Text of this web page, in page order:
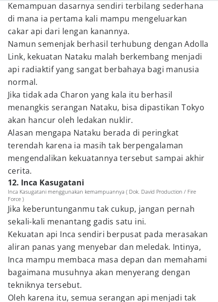
Kemampuan dasarnya sendiri terbilang sederhana
di mana ia pertama kali mampu mengeluarkan
cakar api dari lengan kanannya.
Namun semenjak berhasil terhubung dengan Adolla
Link, kekuatan Nataku malah berkembang menjadi
api radiaktif yang sangat berbahaya bagi manusia
normal.
Jika tidak ada Charon yang kala itu berhasil
menangkis serangan Nataku, bisa dipastikan Tokyo
akan hancur oleh ledakan nuklir.
Alasan mengapa Nataku berada di peringkat
terendah karena ia masih tak berpengalaman
mengendalikan kekuatannya tersebut sampai akhir
cerita.
12. Inca Kasugatani
Inca Kasugatani menggunakan kemampuannya ( Dok. David Production / Fire
Force )
Jika keberuntunganmu tak cukup, jangan pernah
sekali-kali menantang gadis satu ini.
Kekuatan api Inca sendiri berpusat pada merasakan
aliran panas yang menyebar dan meledak. Intinya,
Inca mampu membaca masa depan dan memahami
bagaimana musuhnya akan menyerang dengan
tekniknya tersebut.
Oleh karena itu, semua serangan api menjadi tak